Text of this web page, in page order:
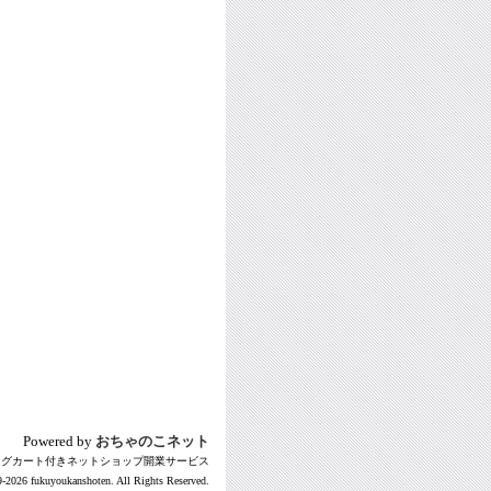
Powered by おちゃのこネット
カート付きネットショップ開業サービス
2026 fukuyoukanshoten. All Rights Reserved.